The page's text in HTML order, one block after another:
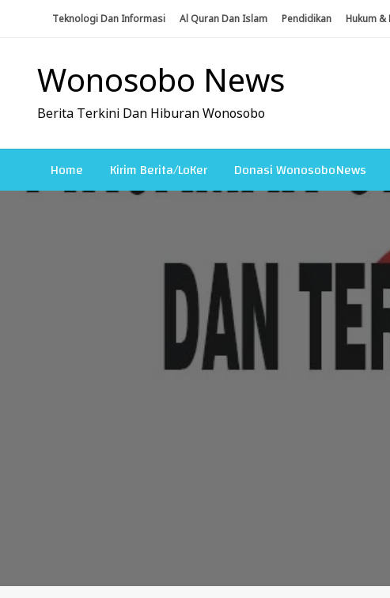
Teknologi Dan Informasi Al Quran Dan Islam Pendidikan Hukum &
Wonosobo News
Berita Terkini Dan Hiburan Wonosobo
Home Kirim Berita/LoKer Donasi WonosoboNews